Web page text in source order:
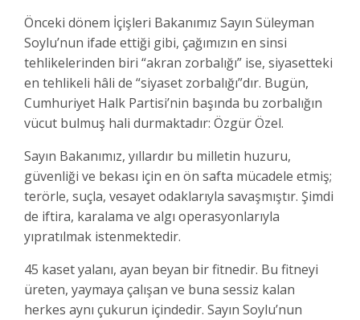
Önceki dönem İçişleri Bakanımız Sayın Süleyman
Soylu’nun ifade ettiği gibi, çağımızın en sinsi
tehlikelerinden biri “akran zorbalığı” ise, siyasetteki
en tehlikeli hâli de “siyaset zorbalığı”dır. Bugün,
Cumhuriyet Halk Partisi’nin başında bu zorbalığın
vücut bulmuş hali durmaktadır: Özgür Özel.
Sayın Bakanımız, yıllardır bu milletin huzuru,
güvenliği ve bekası için en ön safta mücadele etmiş;
terörle, suçla, vesayet odaklarıyla savaşmıştır. Şimdi
de iftira, karalama ve algı operasyonlarıyla
yıpratılmak istenmektedir.
45 kaset yalanı, ayan beyan bir fitnedir. Bu fitneyi
üreten, yaymaya çalışan ve buna sessiz kalan
herkes aynı çukurun içindedir. Sayın Soylu’nun